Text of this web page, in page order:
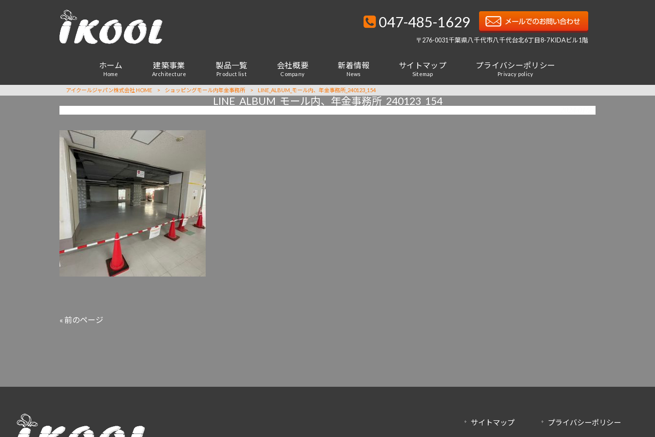
047-485-1629
〒276-0031千葉県八千代市八千代台北6丁目8-7 KIDAビル1階
ホーム
Home
建築事業
Architecture
製品一覧
Product list
会社概要
Company
新着情報
News
サイトマップ
Sitemap
プライバシーポリシー
Privacy policy
アイクールジャパン株式会社 HOME > ショッピングモール内年金事務所 > LINE_ALBUM_モール内、年金事務所_240123_154
LINE_ALBUM_モール内、年金事務所_240123_154
« 前のページ
サイトマップ プライバシーポリシー